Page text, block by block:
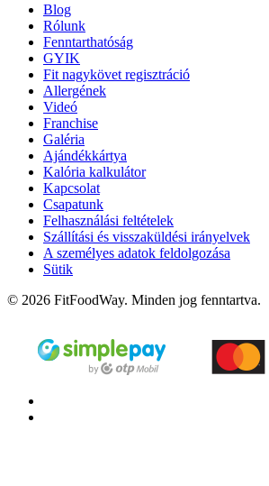
Blog
Rólunk
Fenntarthatóság
GYIK
Fit nagykövet regisztráció
Allergének
Videó
Franchise
Galéria
Ajándékkártya
Kalória kalkulátor
Kapcsolat
Csapatunk
Felhasználási feltételek
Szállítási és visszaküldési irányelvek
A személyes adatok feldolgozása
Sütik
© 2026 FitFoodWay. Minden jog fenntartva.